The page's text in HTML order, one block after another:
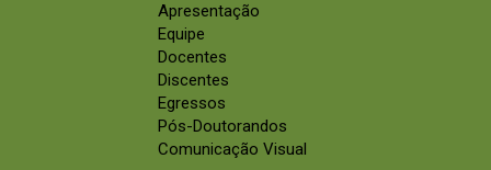
Apresentação
Equipe
Docentes
Discentes
Egressos
Pós-Doutorandos
Comunicação Visual